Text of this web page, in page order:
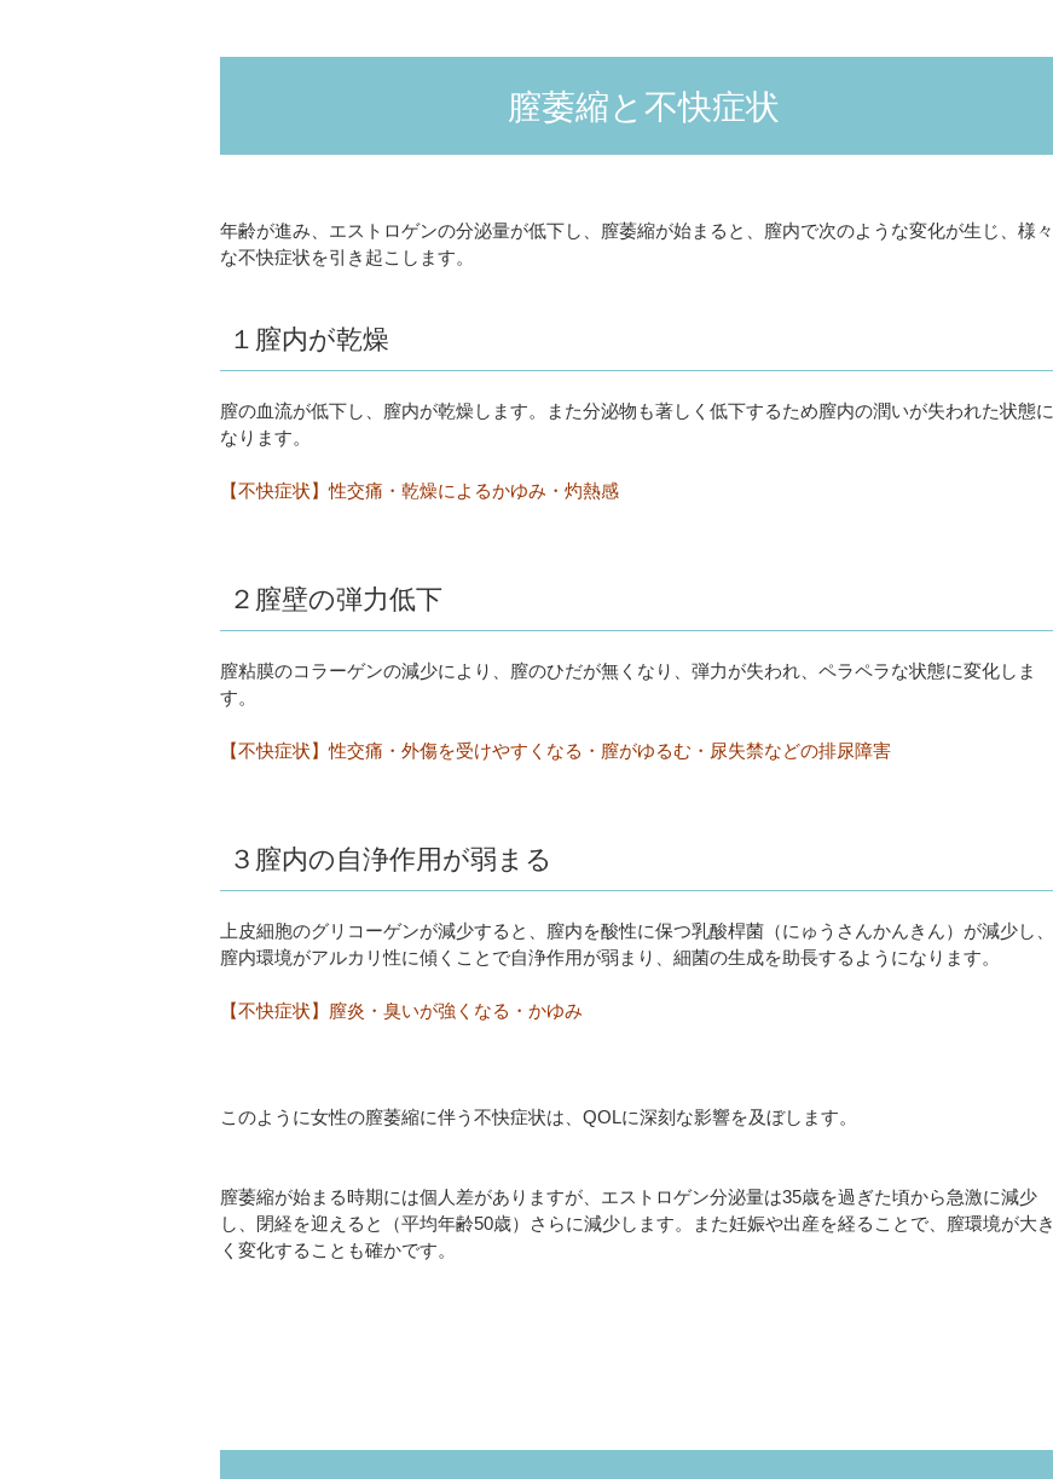
膣萎縮と不快症状
年齢が進み、エストロゲンの分泌量が低下し、膣萎縮が始まると、膣内で次のような変化が生じ、様々
な不快症状を引き起こします。
１膣内が乾燥
膣の血流が低下し、膣内が乾燥します。また分泌物も著しく低下するため膣内の潤いが失われた状態に
なります。
【不快症状】性交痛・乾燥によるかゆみ・灼熱感
２膣壁の弾力低下
膣粘膜のコラーゲンの減少により、膣のひだが無くなり、弾力が失われ、ペラペラな状態に変化しま
す。
【不快症状】性交痛・外傷を受けやすくなる・膣がゆるむ・尿失禁などの排尿障害
３膣内の自浄作用が弱まる
上皮細胞のグリコーゲンが減少すると、膣内を酸性に保つ乳酸桿菌（にゅうさんかんきん）が減少し、
膣内環境がアルカリ性に傾くことで自浄作用が弱まり、細菌の生成を助長するようになります。
【不快症状】膣炎・臭いが強くなる・かゆみ
このように女性の膣萎縮に伴う不快症状は、QOLに深刻な影響を及ぼします。
膣萎縮が始まる時期には個人差がありますが、エストロゲン分泌量は35歳を過ぎた頃から急激に減少
し、閉経を迎えると（平均年齢50歳）さらに減少します。また妊娠や出産を経ることで、膣環境が大き
く変化することも確かです。